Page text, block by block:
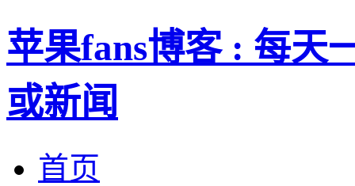
苹果fans博客 : 每天
或新闻
首页